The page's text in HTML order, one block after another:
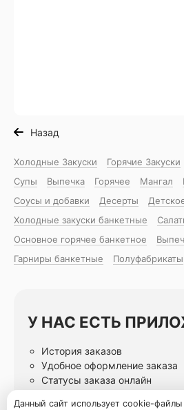
Назад
Холодные Закуски Горячие Закуски
Супы
Выпечка Горячее Мангал
Соусы и добавки
Десерты
Холодные закуски банкетные
Основное горячее банкетное
Гарниры банкетные
Полуфабрикаты
У НАС ЕСТЬ
История заказов
Удобное оформление заказа
Статусы заказа онлайн
Данный сайт использует cookie-файлы